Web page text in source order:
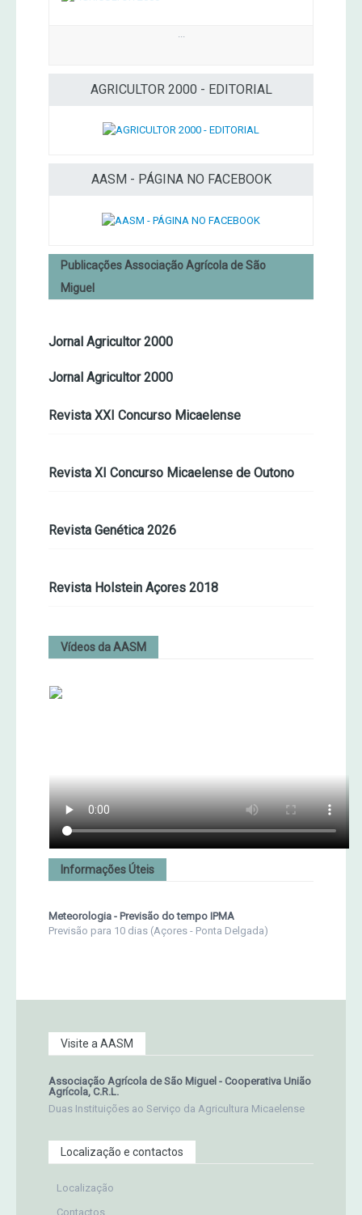
AGRICULTOR 2000 - EDITORIAL
AASM - PÁGINA NO FACEBOOK
Publicações Associação Agrícola de São
Miguel
Jornal Agricultor 2000
Jornal Agricultor 2000
Revista XXI Concurso Micaelense
Revista XI Concurso Micaelense de Outono
Revista Genética 2026
Revista Holstein Açores 2018
Vídeos da AASM
Informações Úteis
Meteorologia - Previsão do tempo IPMA
Previsão para 10 dias (Açores - Ponta Delgada)
Visite a AASM
Associação Agrícola de São Miguel - Cooperativa União
Agrícola, C.R.L.
Duas Instituições ao Serviço da Agricultura Micaelense
Localização e contactos
Localização
Contactos